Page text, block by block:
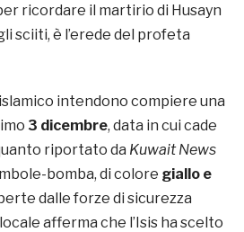
ricordare il martirio di Husayn
sciiti, è l’erede del profeta
intendono compiere una
3 dicembre, data in cui cade
riportato da Kuwait News
bomba, di colore giallo e
dalle forze di sicurezza
afferma che l’Isis ha scelto